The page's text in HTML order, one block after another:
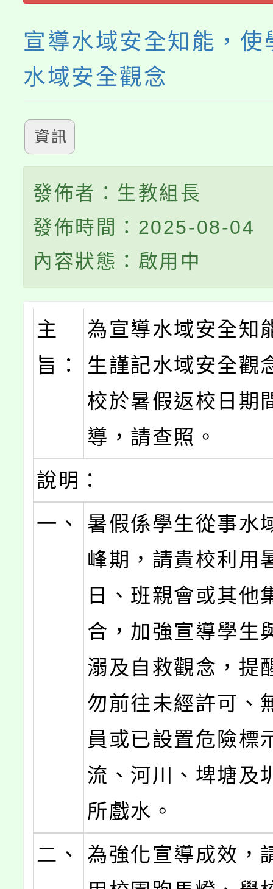
宣導水域安全知能，使
水域安全觀念
資訊
發佈者：生教組長
發佈時間：2025-08-04
內容狀態：啟用中
主
旨：
為宣導水域安全知
生謹記水域安全觀
校於暑假返校日期
導，請查照。
說明：
一、
暑假係學生從事水
峰期，請貴校利用
日、班親會或其他
合，加強宣導學生
溺及自救觀念，提
勿前往未經許可、
員或已設置危險標
流、河川、埤塘及
所戲水。
二、
為強化宣導成效，